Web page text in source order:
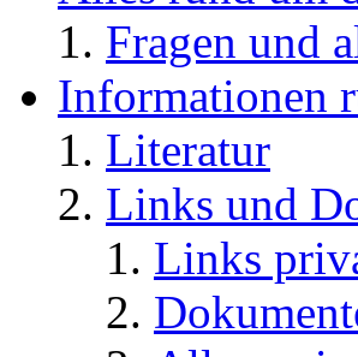
Fragen und
Informationen
Literatur
Links und
Links